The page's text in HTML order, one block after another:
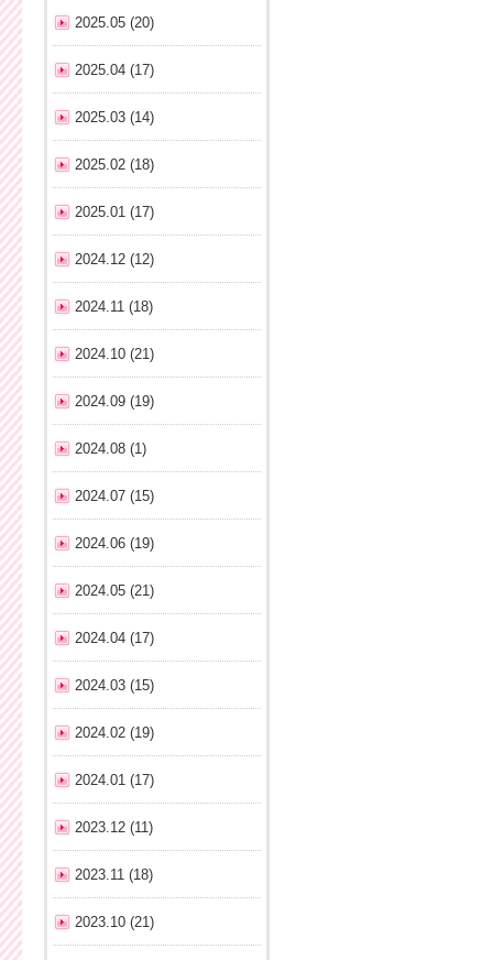
2025.05 (20)
2025.04 (17)
2025.03 (14)
2025.02 (18)
2025.01 (17)
2024.12 (12)
2024.11 (18)
2024.10 (21)
2024.09 (19)
2024.08 (1)
2024.07 (15)
2024.06 (19)
2024.05 (21)
2024.04 (17)
2024.03 (15)
2024.02 (19)
2024.01 (17)
2023.12 (11)
2023.11 (18)
2023.10 (21)